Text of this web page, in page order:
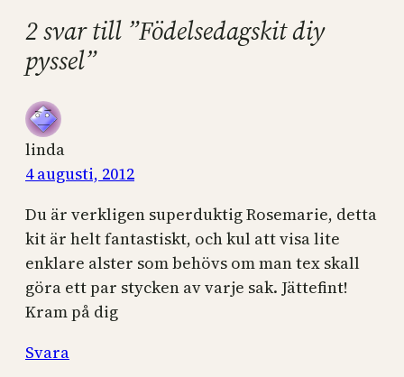
2 svar till ”Födelsedagskit diy
pyssel”
linda
4 augusti, 2012
Du är verkligen superduktig Rosemarie, detta
kit är helt fantastiskt, och kul att visa lite
enklare alster som behövs om man tex skall
göra ett par stycken av varje sak. Jättefint!
Kram på dig
Svara